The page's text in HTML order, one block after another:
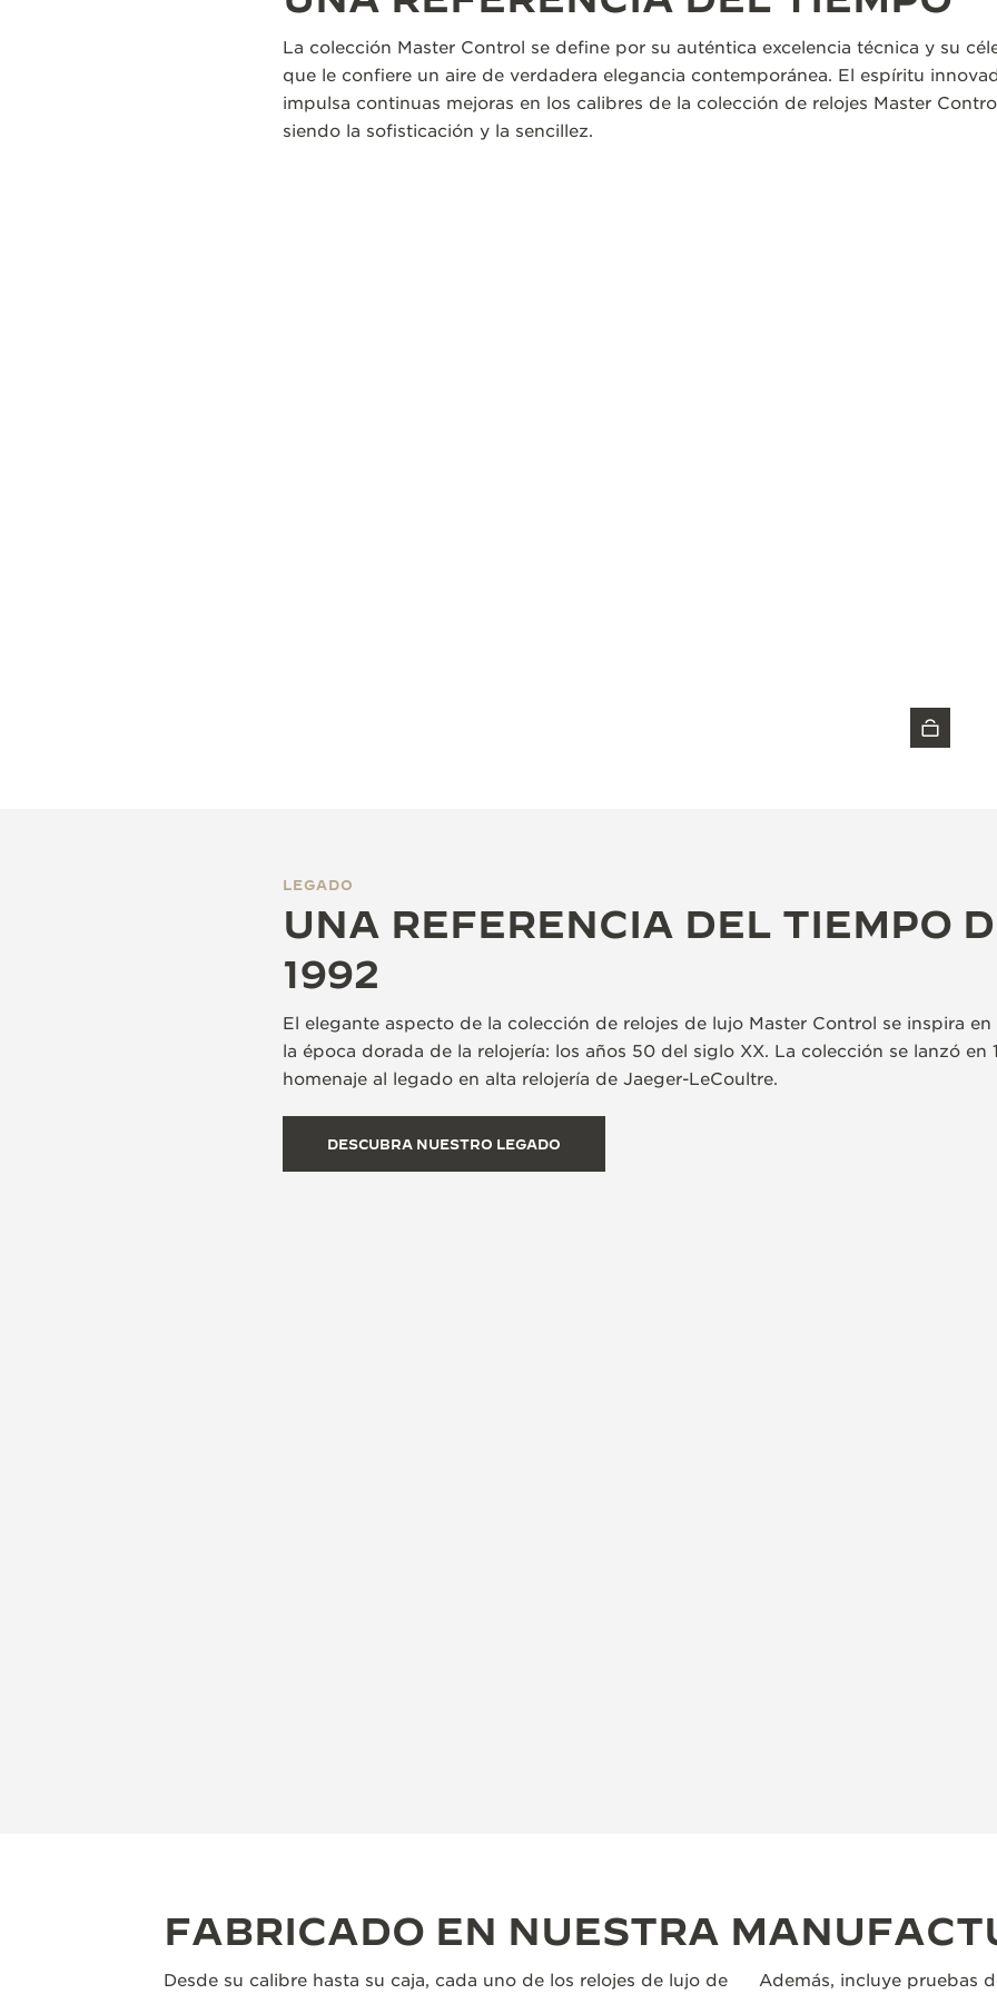
La colección Master Control se define por su auténtica excelencia técnica y su
que le confiere un aire de verdadera elegancia contemporánea. El espíritu
impulsa continuas mejoras en los calibres de la colección de relojes Master
siendo la sofisticación y la sencillez.
LEGADO
UNA REFERENCIA DEL TIEMPO
1992
El elegante aspecto de la colección de relojes de lujo Master Control se inspira
la época dorada de la relojería: los años 50 del siglo XX. La colección se lanzó en
homenaje al legado en alta relojería de Jaeger-LeCoultre.
DESCUBRA NUESTRO LEGADO
FABRICADO EN NUESTRA
Desde su calibre hasta su caja, cada uno de los relojes de lujo de Además, incluye pruebas